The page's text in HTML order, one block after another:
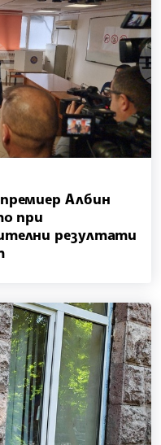
Албин
при
резултати